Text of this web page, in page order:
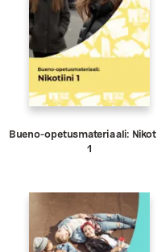
Bueno-opetusmateriaali:
1